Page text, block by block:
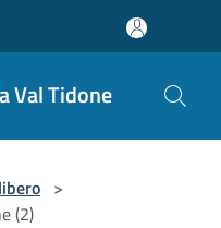
Val Tidone
>
(2)